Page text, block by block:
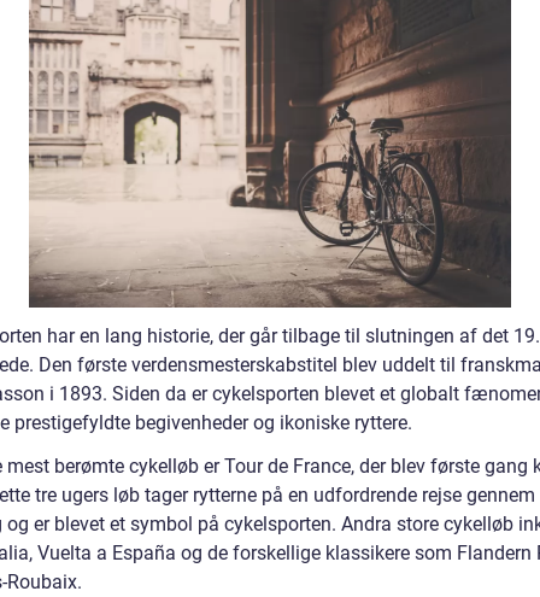
har en lang historie, der går tilbage til slutningen af det 19.
Den første verdensmesterskabstitel blev uddelt til
i 1893. Siden da er cykelsporten blevet et globalt
prestigefyldte begivenheder og ikoniske ryttere.
mest berømte cykelløb er Tour de France, der blev første gang
tre ugers løb tager rytterne på en udfordrende rejse gennem
og er blevet et symbol på cykelsporten. Andra store cykelløb
Vuelta a España og de forskellige klassikere som Flandern
Roubaix.